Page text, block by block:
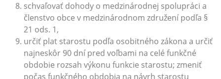
schvaľovať dohody o medzinárodnej spolupráci a
členstvo obce v medzinárodnom združení podľa §
21 ods. 1,
určiť plat starostu podľa osobitného zákona a určiť
najneskôr 90 dní pred voľbami na celé funkčné
obdobie rozsah výkonu funkcie starostu; zmeniť
počas funkčného obdobia na návrh starostu